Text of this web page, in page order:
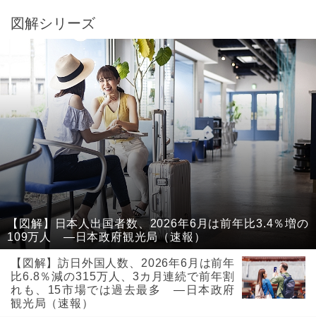
図解シリーズ
【図解】日本人出国者数、2026年6月は前年比3.4％増の
109万人 ―日本政府観光局（速報）
【図解】訪日外国人数、2026年6月は前年
比6.8％減の315万人、3カ月連続で前年割
れも、15市場では過去最多 ―日本政府
観光局（速報）